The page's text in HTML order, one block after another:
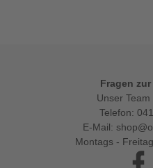
Fragen
Unser
Telefon:
E-Mail:
Montags -